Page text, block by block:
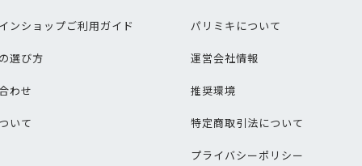
ンショップご利用ガイド
選び方
わせ
いて
パリミキについて
運営会社情報
推奨環境
特定商取引法について
プライバシーポリシー